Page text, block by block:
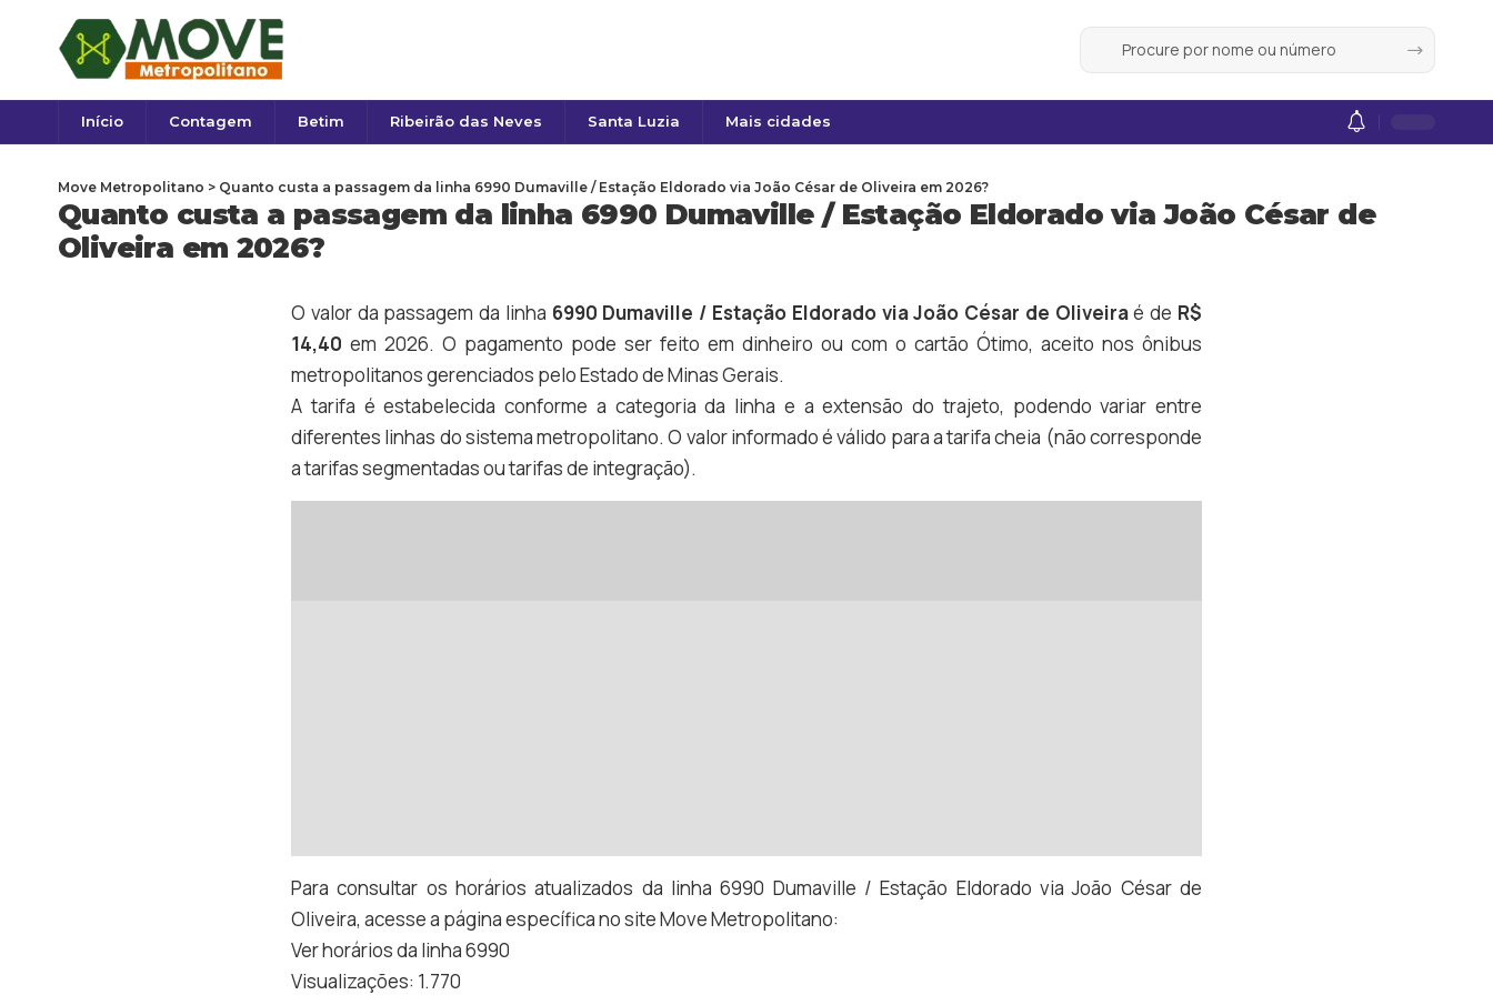
Início Contagem Betim Ribeirão das Neves Santa Luzia Mais cidades
Quanto custa a passagem da linha 6990 Dumaville / Estação Eldorado via João César de
Oliveira em 2026?
Move Metropolitano > Quanto custa a passagem da linha 6990 Dumaville / Estação Eldorado via João César de Oliveira em 2026?
O valor da passagem da linha 6990 Dumaville / Estação Eldorado via João César de Oliveiraé de R$
14,40 em 2026. O pagamento pode ser feito em dinheiro ou com o cartão Ótimo, aceito nos ônibus
metropolitanos gerenciados pelo Estado de Minas Gerais.
A tarifa é estabelecida conforme a categoria da linha e a extensão do trajeto, podendo variar entre
diferentes linhas do sistema metropolitano. O valor informado é válido para a tarifa cheia (não corresponde
a tarifas segmentadas ou tarifas de integração).
Para consultar os horários atualizados da linha 6990 Dumaville / Estação Eldorado via João César de
Oliveira, acesse a página específica no site Move Metropolitano:
Ver horários da linha 6990
Visualizações: 1.770